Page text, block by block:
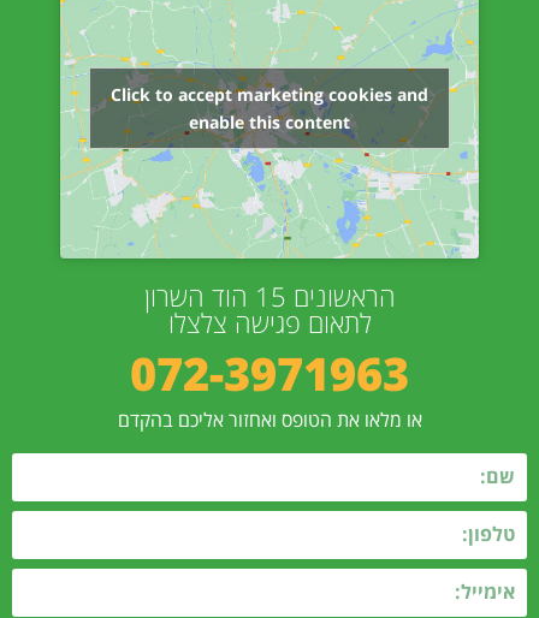
Click to accept marketing cookies and
enable this content
הראשונים 15 הוד השרון
לתאום פגישה צלצלו
072-3971963
או מלאו את הטופס ואחזור אליכם בהקדם